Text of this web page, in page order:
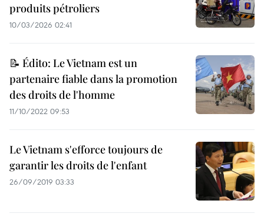
produits pétroliers
10/03/2026 02:41
📝 Édito: Le Vietnam est un
partenaire fiable dans la promotion
des droits de l'homme
11/10/2022 09:53
Le Vietnam s'efforce toujours de
garantir les droits de l'enfant
26/09/2019 03:33